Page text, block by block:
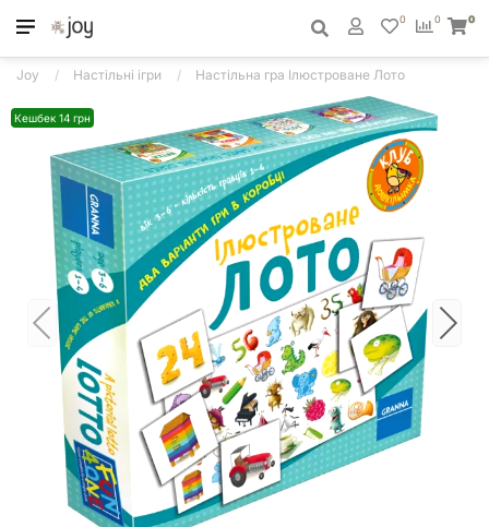
0
0 0
Joy Настільні ігри Настільна гра Ілюстроване Лото
Кешбек 14 грн